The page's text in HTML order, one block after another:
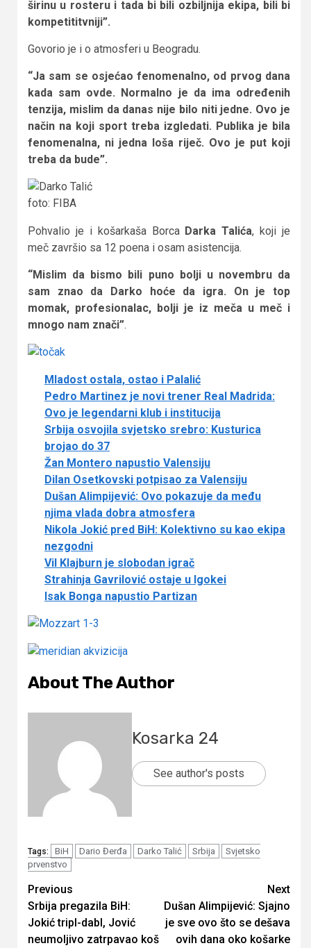
širinu u rosteru i tada bi bili ozbiljnija ekipa, bili bi
kompetititvniji”.
Govorio je i o atmosferi u Beogradu.
“Ja sam se osjećao fenomenalno, od prvog dana
kada sam ovde. Normalno je da ima određenih
tenzija, mislim da danas nije bilo niti jedne. Ovo je
način na koji sport treba izgledati. Publika je bila
fenomenalna, ni jedna loša riječ. Ovo je put koji
treba da bude”.
foto: FIBA
Pohvalio je i košarkaša Borca Darka Talića, koji je
meč završio sa 12 poena i osam asistencija.
“Mislim da bismo bili puno bolji u novembru da
sam znao da Darko hoće da igra. On je top
momak, profesionalac, bolji je iz meča u meč i
mnogo nam znači”.
Mladost ostala, ostao i Palalić
Pedro Martinez je novi trener Real Madrida:
Ovo je legendarni klub i institucija
Srbija osvojila svjetsko srebro: Kusturica
brojao do 37
Žan Montero napustio Valensiju
Dilan Osetkovski potpisao za Valensiju
Dušan Alimpijević: Ovo pokazuje da među
njima vlada dobra atmosfera
Nikola Jokić pred BiH: Kolektivno su kao ekipa
nezgodni
Vil Klajburn je slobodan igrač
Strahinja Gavrilović ostaje u Igokei
Isak Bonga napustio Partizan
About The Author
Kosarka 24
See author's posts
Tags: BiH Dario Đerđa Darko Talić Srbija
Svjetsko
prvenstvo
Continue
Reading
Previous
Srbija pregazila BiH:
Jokić tripl-dabl, Jović
neumoljivo zatrpavao koš
Next
Dušan Alimpijević: Sjajno
je sve ovo što se dešava
ovih dana oko košarke